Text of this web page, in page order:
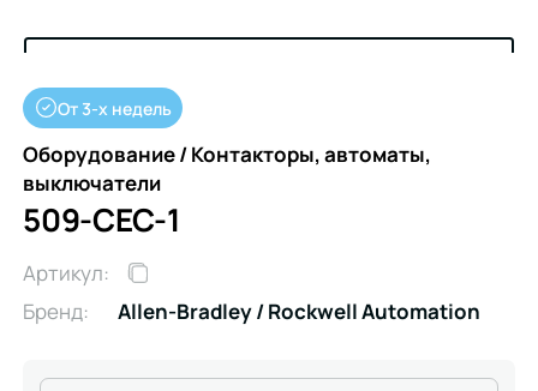
От 3-х недель
Оборудование / Контакторы, автоматы,
выключатели
509-CEC-1
Артикул:
Бренд:
Allen-Bradley / Rockwell Automation